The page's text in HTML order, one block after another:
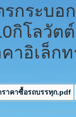
กระบอ
กิโลวั
าอิเล็ก
าคาซื้อรถบรรทุก.pdf